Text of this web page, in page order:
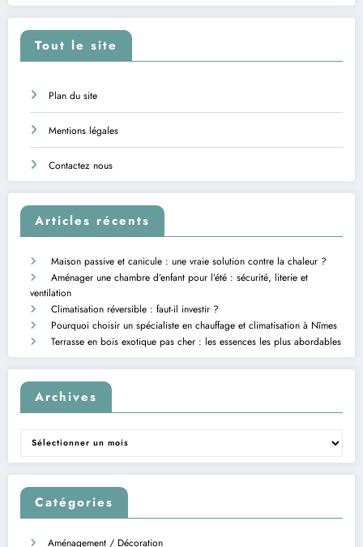
Tout le site
Plan du site
Mentions légales
Contactez nous
Articles récents
Maison passive et canicule : une vraie solution contre la chaleur ?
Aménager une chambre d’enfant pour l’été : sécurité, literie et
ventilation
Climatisation réversible : faut-il investir ?
Pourquoi choisir un spécialiste en chauffage et climatisation à Nîmes
Terrasse en bois exotique pas cher : les essences les plus abordables
Archives
Archives
Catégories
Aménagement / Décoration